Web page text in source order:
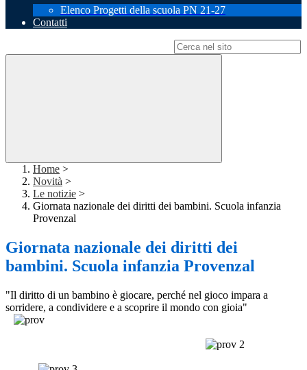
Elenco Progetti della scuola PN 21-27
Contatti
Home >
Novità >
Le notizie >
Giornata nazionale dei diritti dei bambini. Scuola infanzia
Provenzal
Giornata nazionale dei diritti dei
bambini. Scuola infanzia Provenzal
"Il diritto di un bambino è giocare, perché nel gioco impara a
sorridere, a condividere e a scoprire il mondo con gioia"